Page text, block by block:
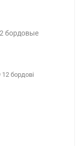
бордовые
12 бордові